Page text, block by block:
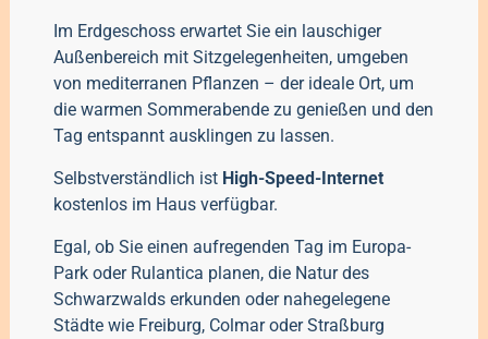
Im Erdgeschoss erwartet Sie ein lauschiger
Außenbereich mit Sitzgelegenheiten, umgeben
von mediterranen Pflanzen – der ideale Ort, um
die warmen Sommerabende zu genießen und den
Tag entspannt ausklingen zu lassen.
Selbstverständlich ist High-Speed-Internet
kostenlos im Haus verfügbar.
Egal, ob Sie einen aufregenden Tag im Europa-
Park oder Rulantica planen, die Natur des
Schwarzwalds erkunden oder nahegelegene
Städte wie Freiburg, Colmar oder Straßburg